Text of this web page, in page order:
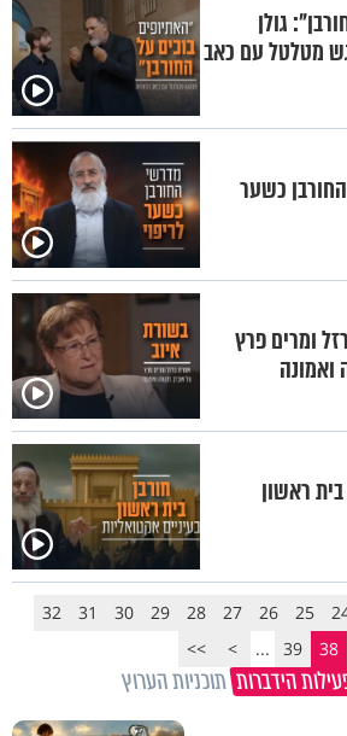
גולן
מטלטל עם כאב
כשער
ומרים פרץ
ואמונה
ראשון
25
26
27
28
29
30
31
32
38
39
...
>
>>
הידברות תוכניות הערוץ